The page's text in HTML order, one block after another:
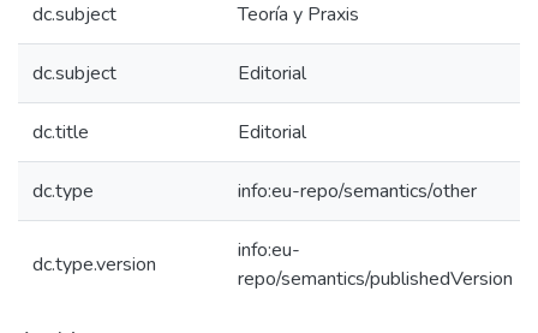
dc.subject Teoría y Praxis
dc.subject Editorial
dc.title Editorial
dc.type info:eu-repo/semantics/other
dc.type.version
info:eu-
repo/semantics/publishedVersion